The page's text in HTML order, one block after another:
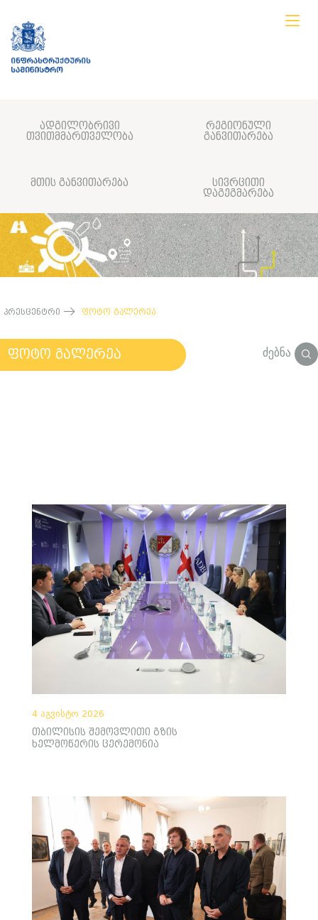
ადგილობრივი
თვითმმართველობა
რეგიონული
განვითარება
მთის განვითარება
სივრცითი
დაგეგმარება
პრესცენტრი ფოტო გალერეა
ფოტო გალერეა ძებნა
4 აგვისტო 2026
თბილისის შემოვლითი გზის
ხელმოწერის ცერემონია